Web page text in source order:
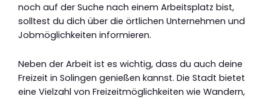
noch auf der Suche nach einem Arbeitsplatz bist,
solltest du dich über die örtlichen Unternehmen und
Jobmöglichkeiten informieren.
Neben der Arbeit ist es wichtig, dass du auch deine
Freizeit in Solingen genießen kannst. Die Stadt bietet
eine Vielzahl von Freizeitmöglichkeiten wie Wandern,